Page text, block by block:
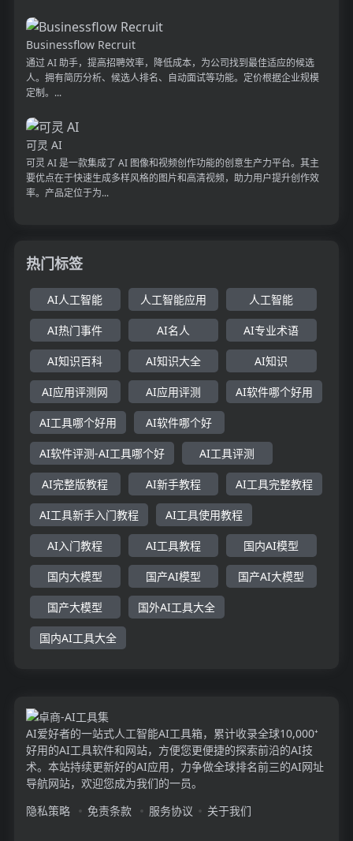
Businessflow Recruit
通过 AI 助手，提高招聘效率，降低成本，为公司找到最佳适应的候选
人。拥有简历分析、候选人排名、自动面试等功能。定价根据企业规模
定制。...
可灵 AI
可灵 AI 是一款集成了 AI 图像和视频创作功能的创意生产力平台。其主
要优点在于快速生成多样风格的图片和高清视频，助力用户提升创作效
率。产品定位于为...
热门标签
AI人工智能 人工智能应用 人工智能
AI热门事件 AI名人 AI专业术语
AI知识百科 AI知识大全 AI知识
AI应用评测网 AI应用评测 AI软件哪个好用
AI工具哪个好用 AI软件哪个好
AI软件评测-AI工具哪个好 AI工具评测
AI完整版教程 AI新手教程 AI工具完整教程
AI工具新手入门教程 AI工具使用教程
AI入门教程 AI工具教程 国内AI模型
国内大模型 国产AI模型 国产AI大模型
国产大模型 国外AI工具大全
国内AI工具大全
AI爱好者的一站式人工智能AI工具箱，累计收录全球10,000⁺
好用的AI工具软件和网站，方便您更便捷的探索前沿的AI技
术。本站持续更新好的AI应用，力争做全球排名前三的AI网址
导航网站，欢迎您成为我们的一员。
隐私策略
免责条款 服务协议 关于我们